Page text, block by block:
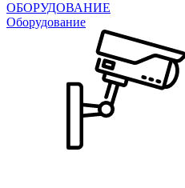
ОБОРУДОВАНИЕ
Оборудование